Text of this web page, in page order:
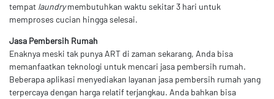
tempat laundrymembutuhkan waktu sekitar 3 hari untuk
memproses cucian hingga selesai.
Jasa Pembersih Rumah
Enaknya meski tak punya ART di zaman sekarang, Anda bisa
memanfaatkan teknologi untuk mencari jasa pembersih rumah.
Beberapa aplikasi menyediakan layanan jasa pembersih rumah yang
terpercaya dengan harga relatif terjangkau. Anda bahkan bisa